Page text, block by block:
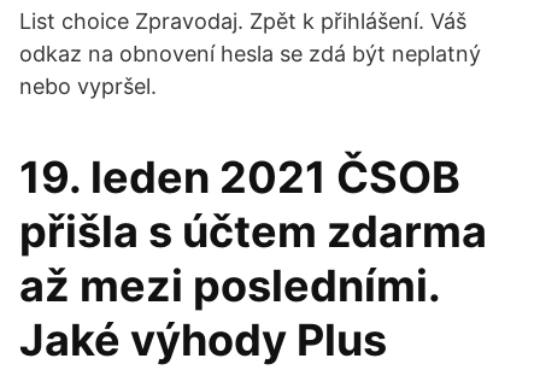
List choice Zpravodaj. Zpět k přihlášení. Váš
odkaz na obnovení hesla se zdá být neplatný
nebo vypršel.
19. leden 2021 ČSOB
přišla s účtem zdarma
až mezi posledními.
Jaké výhody Plus